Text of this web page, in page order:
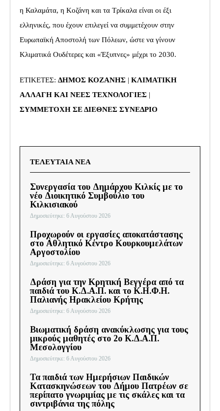
η Καλαμάτα, η Κοζάνη και τα Τρίκαλα είναι οι έξι
ελληνικές, που έχουν επιλεγεί να συμμετέχουν στην
Ευρωπαϊκή Αποστολή των Πόλεων, ώστε να γίνουν
Κλιματικά Ουδέτερες και «Έξυπνες» μέχρι το 2030.
ΕΤΙΚΕΤΕΣ: ΔΗΜΟΣ ΚΟΖΑΝΗΣ | ΚΛΙΜΑΤΙΚΗ
ΑΛΛΑΓΗ ΚΑΙ ΝΕΕΣ ΤΕΧΝΟΛΟΓΙΕΣ |
ΣΥΜΜΕΤΟΧΗ ΣΕ ΔΙΕΘΝΕΣ ΣΥΝΕΔΡΙΟ
ΤΕΛΕΥΤΑΙΑ ΝΕΑ
Συνεργασία του Δημάρχου Κιλκίς με το
νέο Διοικητικό Συμβούλιο του
Κιλκισιακού
Δημοσιεύτηκε: 6 Αυγούστου 2026
Προχωρούν οι εργασίες αποκατάστασης
στο Αθλητικό Κέντρο Κουρκουμελάτων
Αργοστολίου
Δημοσιεύτηκε: 6 Αυγούστου 2026
Δράση για την Κρητική Βεγγέρα από τα
παιδιά του Κ.Δ.Α.Π. και το Κ.Η.Φ.Η.
Παλιανής Ηρακλείου Κρήτης
Δημοσιεύτηκε: 6 Αυγούστου 2026
Βιωματική δράση ανακύκλωσης για τους
μικρούς μαθητές στο 2ο Κ.Δ.Α.Π.
Μεσολογγίου
Δημοσιεύτηκε: 6 Αυγούστου 2026
Τα παιδιά των Ημερήσιων Παιδικών
Κατασκηνώσεων του Δήμου Πατρέων σε
περίπατο γνωριμίας με τις σκάλες και τα
σιντριβάνια της πόλης